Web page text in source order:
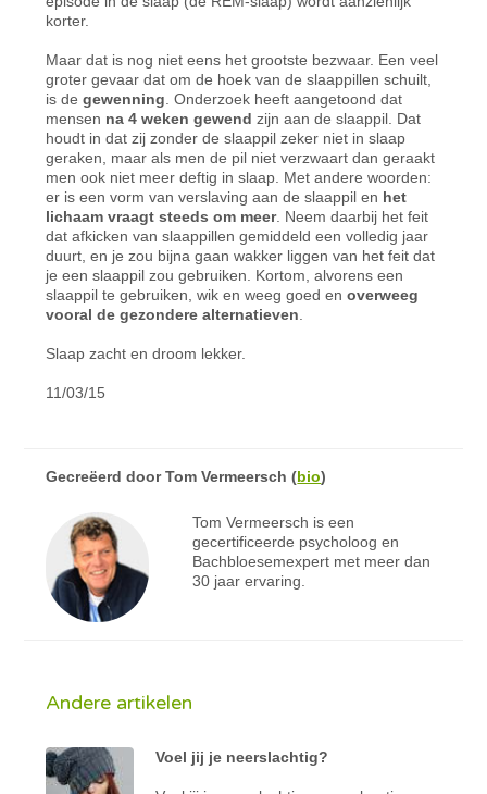
korter.
Maar dat is nog niet eens het grootste bezwaar. Een veel
groter gevaar dat om de hoek van de slaappillen schuilt,
is degewenning . Onderzoek heeft aangetoond dat
mensen na 4 weken gewendzijn aan de slaappil. Dat
houdt in dat zij zonder de slaappil zeker niet in slaap
geraken, maar als men de pil niet verzwaart dan geraakt
men ook niet meer deftig in slaap. Met andere woorden:
er is een vorm van verslaving aan de slaappil en het
lichaam vraagt steeds om meer. Neem daarbij het feit
dat afkicken van slaappillen gemiddeld een volledig jaar
duurt, en je zou bijna gaan wakker liggen van het feit dat
je een slaappil zou gebruiken. Kortom, alvorens een
slaappil te gebruiken, wik en weeg goed enoverweeg
vooral de gezondere alternatieven
Slaap zacht en droom lekker.
11/03/15
Gecreëerd doorTom Vermeersch (bio)
Tom Vermeersch is een
gecertificeerde psycholoog en
Bachbloesemexpert met meer dan
30 jaar ervaring.
Andere artikelen
Voel jij je neerslachtig?